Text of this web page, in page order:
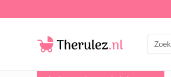
Search
for: